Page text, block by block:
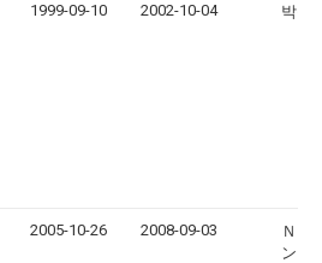
1999-09-10 2002-10-04 박종
2005-10-26 2008-09-03
Ｎｅ
ンフ